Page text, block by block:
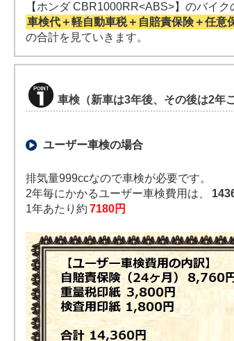
【ホンダ CBR1000RR<ABS>】のバイク
車検代＋軽自動車税＋自賠責保険＋任意
の合計を見ていきます。
車検（新車は3年後、その後は2年ご
ユーザー車検の場合
排気量999ccなので車検が必要です。
2年毎にかかるユーザー車検費用は、
1年あたり約 7180円